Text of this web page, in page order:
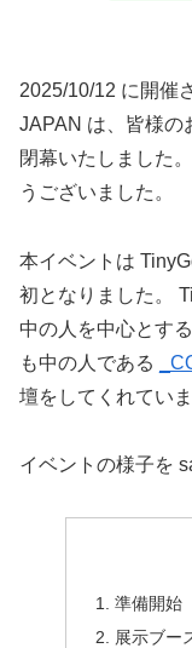
2025/10/12 に開催
JAPAN は、皆様の
閉幕いたしました
うございました。
本イベントは
初となりました。
中の人を中心とす
も中の人である
壇をしてくれていま
イベントの様子を
準備開始
展示ブー